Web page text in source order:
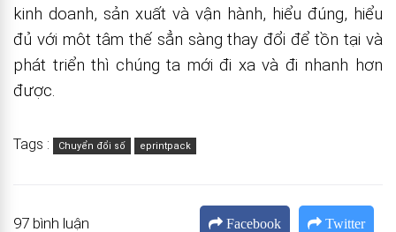
kinh doanh, sản xuất và vận hành, hiểu đúng, hiểu
đủ với môt tâm thế sẳn sàng thay đổi để tồn tại và
phát triển thì chúng ta mới đi xa và đi nhanh hơn
được.
Tags : Chuyển đổi số eprintpack
97 bình luận Facebook Twitter